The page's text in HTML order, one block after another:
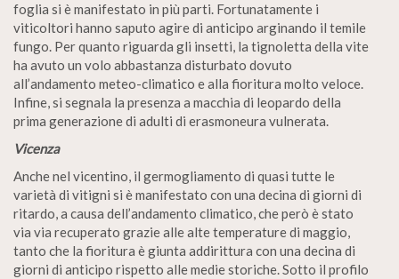
foglia si è manifestato in più parti. Fortunatamente i
viticoltori hanno saputo agire di anticipo arginando il temile
fungo. Per quanto riguarda gli insetti, la tignoletta della vite
ha avuto un volo abbastanza disturbato dovuto
all’andamento meteo-climatico e alla fioritura molto veloce.
Infine, si segnala la presenza a macchia di leopardo della
prima generazione di adulti di erasmoneura vulnerata.
Vicenza
Anche nel vicentino, il germogliamento di quasi tutte le
varietà di vitigni si è manifestato con una decina di giorni di
ritardo, a causa dell’andamento climatico, che però è stato
via via recuperato grazie alle alte temperature di maggio,
tanto che la fioritura è giunta addirittura con una decina di
giorni di anticipo rispetto alle medie storiche. Sotto il profilo